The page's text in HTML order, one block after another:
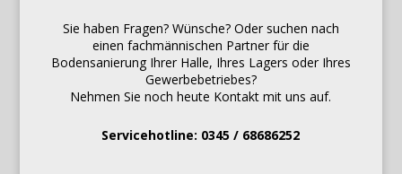
Sie haben Fragen? Wünsche? Oder suchen nach
einen fachmännischen Partner für die
Bodensanierung Ihrer Halle, Ihres Lagers oder Ihres
Gewerbebetriebes?
Nehmen Sie noch heute Kontakt mit uns auf.
Servicehotline: 0345 / 68686252